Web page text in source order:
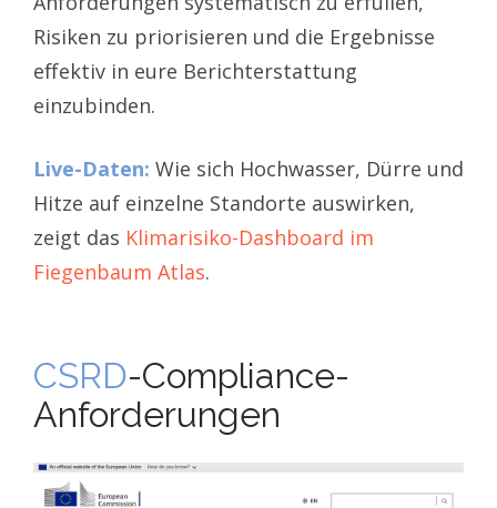
Risiken zu priorisieren und die Ergebnisse
effektiv in eure Berichterstattung
einzubinden.
Live-Daten: Wie sich Hochwasser, Dürre und
Hitze auf einzelne Standorte auswirken,
zeigt das Klimarisiko-Dashboard im
Fiegenbaum Atlas.
CSRD-Compliance-
Anforderungen